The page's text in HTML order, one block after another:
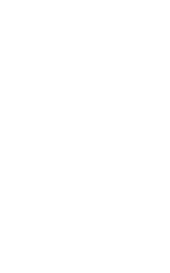
nicht verfügbar.)